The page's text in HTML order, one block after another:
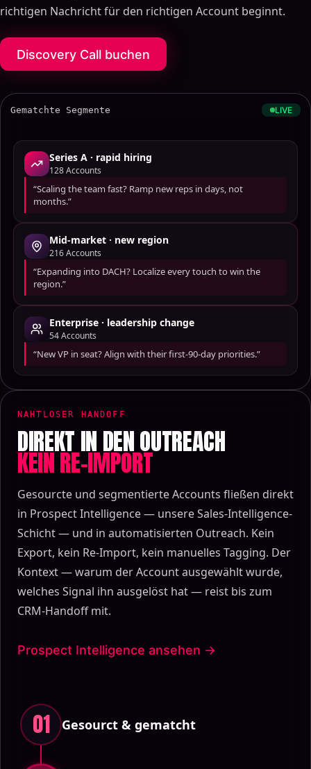
richtigen Nachricht für den richtigen Account beginnt.
Discovery Call buchen
Gematchte Segmente LIVE
Series A · rapid hiring
128Accounts
“Scaling the team fast? Ramp new reps in days, not
months.”
Mid-market · new region
216Accounts
“Expanding into DACH? Localize every touch to win the
region.”
Enterprise · leadership change
54Accounts
“New VP in seat? Align with their first-90-day priorities.”
NAHTLOSER HANDOFF
DIREKT IN DEN OUTREACH
KEIN RE-IMPORT
Gesourcte und segmentierte Accounts fließen direkt
in Prospect Intelligence — unsere Sales-Intelligence-
Schicht — und in automatisierten Outreach. Kein
Export, kein Re-Import, kein manuelles Tagging. Der
Kontext — warum der Account ausgewählt wurde,
welches Signal ihn ausgelöst hat — reist bis zum
CRM-Handoff mit.
Prospect Intelligence ansehen →
01 Gesourct & gematcht